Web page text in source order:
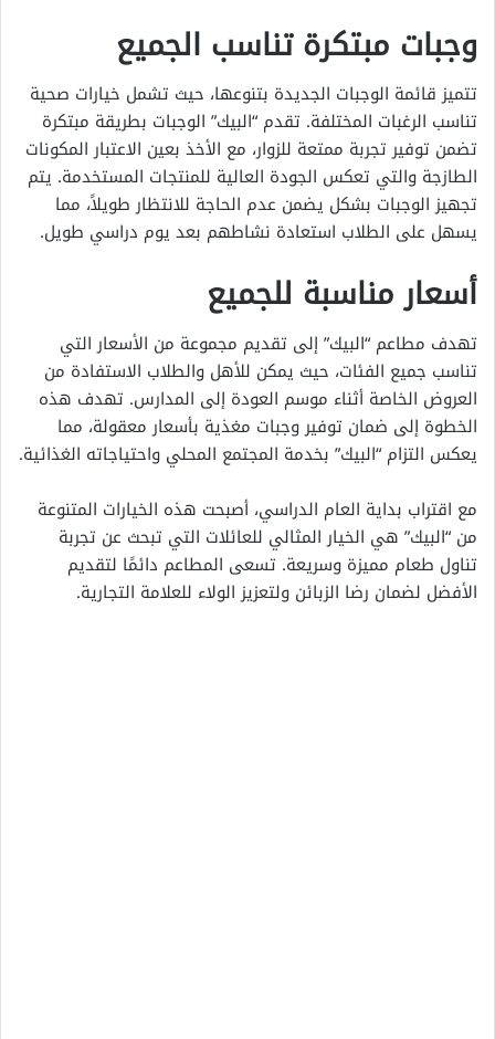
وجبات مبتكرة تناسب الجميع
تتميز قائمة الوجبات الجديدة بتنوعها، حيث تشمل خيارات صحية
تناسب الرغبات المختلفة. تقدم “البيك” الوجبات بطريقة مبتكرة
تضمن توفير تجربة ممتعة للزوار، مع الأخذ بعين الاعتبار المكونات
الطازجة والتي تعكس الجودة العالية للمنتجات المستخدمة. يتم
تجهيز الوجبات بشكل يضمن عدم الحاجة للانتظار طويلاً، مما
يسهل على الطلاب استعادة نشاطهم بعد يوم دراسي طويل.
أسعار مناسبة للجميع
تهدف مطاعم “البيك” إلى تقديم مجموعة من الأسعار التي
تناسب جميع الفئات، حيث يمكن للأهل والطلاب الاستفادة من
العروض الخاصة أثناء موسم العودة إلى المدارس. تهدف هذه
الخطوة إلى ضمان توفير وجبات مغذية بأسعار معقولة، مما
يعكس التزام “البيك” بخدمة المجتمع المحلي واحتياجاته الغذائية.
مع اقتراب بداية العام الدراسي، أصبحت هذه الخيارات المتنوعة
من “البيك” هي الخيار المثالي للعائلات التي تبحث عن تجربة
تناول طعام مميزة وسريعة. تسعى المطاعم دائمًا لتقديم
الأفضل لضمان رضا الزبائن ولتعزيز الولاء للعلامة التجارية.